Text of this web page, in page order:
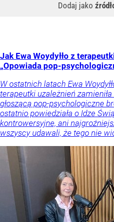
Dodaj jako
Jak Ewa Woydyłło z
„Opowiada pop-
W ostatnich latach Ewa
terapeutki uzależnień
głoszącą pop-psychologiczne
ostatnio powiedziała o Idze
kontrowersyjne, ani
wszyscy udawali, że tego nie